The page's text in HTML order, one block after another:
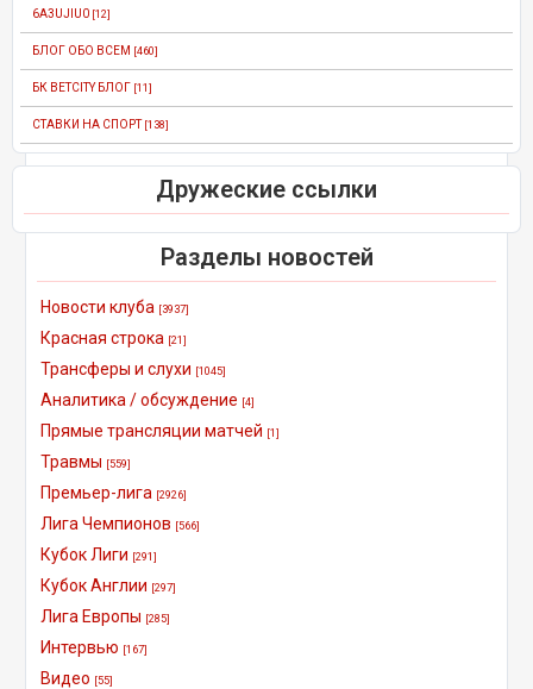
6A3UJIU0 [12]
БЛОГ ОБО ВСЕМ [460]
БК BETCITY БЛОГ [11]
СТАВКИ НА СПОРТ [138]
Дружеские ссылки
Разделы новостей
Новости клуба [3937]
Красная строка [21]
Трансферы и слухи [1045]
Аналитика / обсуждение [4]
Прямые трансляции матчей [1]
Травмы [559]
Премьер-лига [2926]
Лига Чемпионов [566]
Кубок Лиги [291]
Кубок Англии [297]
Лига Европы [285]
Интервью [167]
Видео [55]